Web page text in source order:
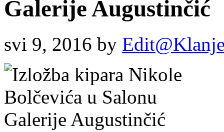
Galerije Augustinčić
svi 9, 2016 by